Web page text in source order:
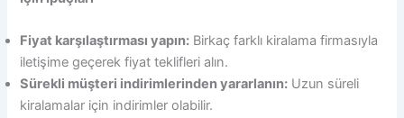
Fiyat karşılaştırması yapın: Birkaç farklı kiralama firmasıyla
iletişime geçerek fiyat teklifleri alın.
Sürekli müşteri indirimlerinden yararlanın: Uzun süreli
kiralamalar için indirimler olabilir.